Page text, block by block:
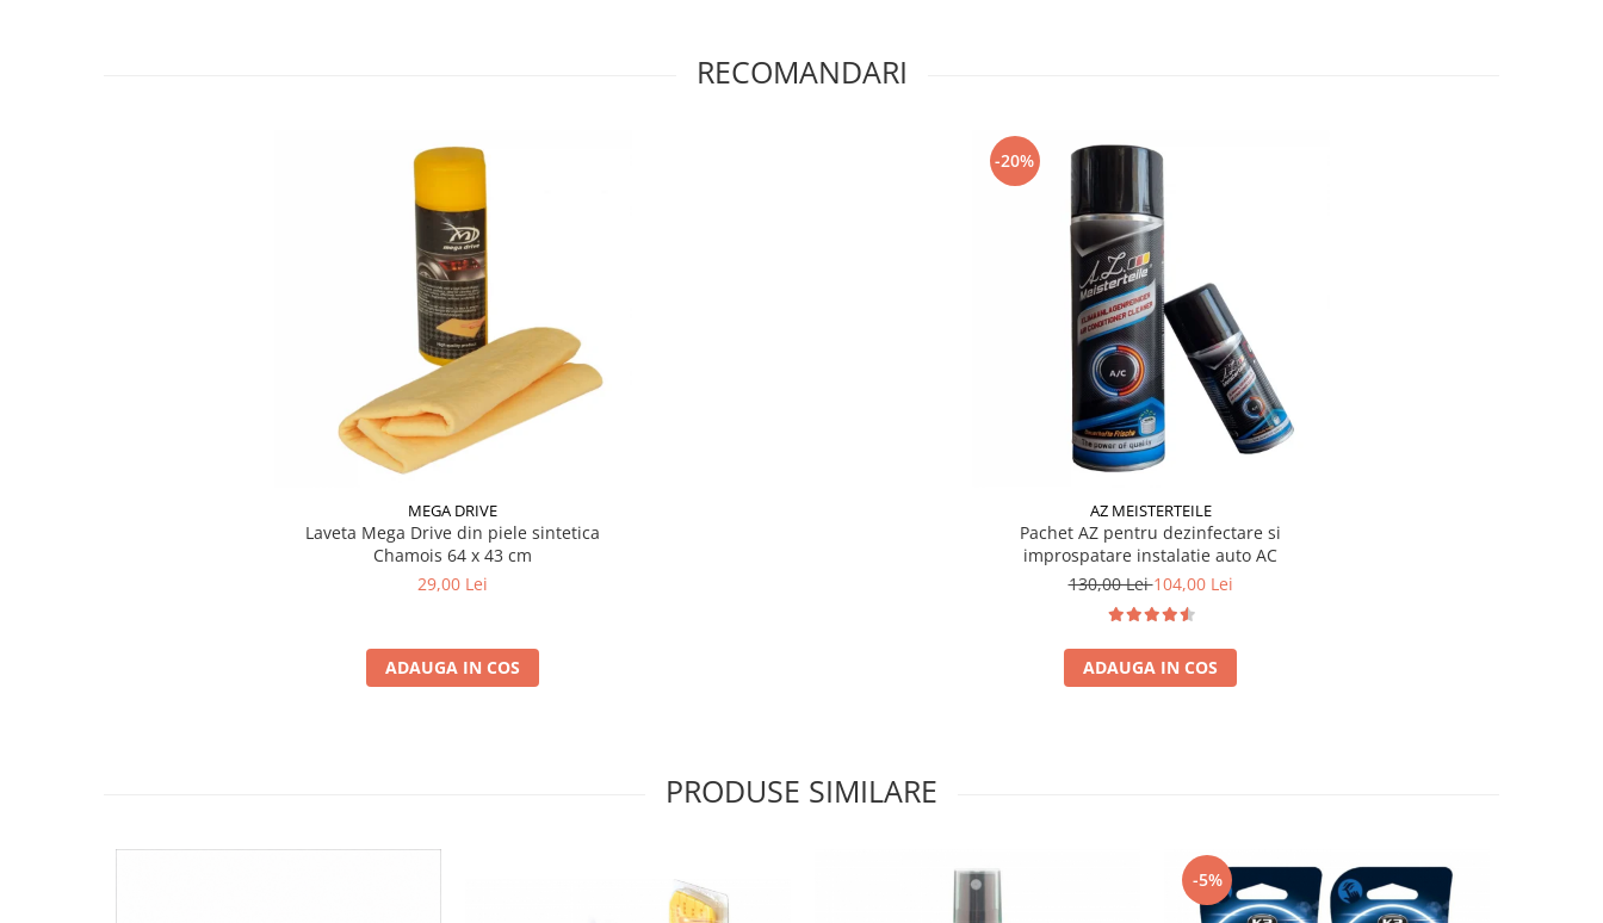
RECOMANDARI
MEGA DRIVE
Laveta Mega Drive din piele sintetica
Chamois 64 x 43 cm
29,00 Lei
ADAUGA IN COS
-20%
AZ MEISTERTEILE
Pachet AZ pentru dezinfectare si
improspatare instalatie auto AC
130,00 Lei104,00 Lei
ADAUGA IN COS
PRODUSE SIMILARE
-5%